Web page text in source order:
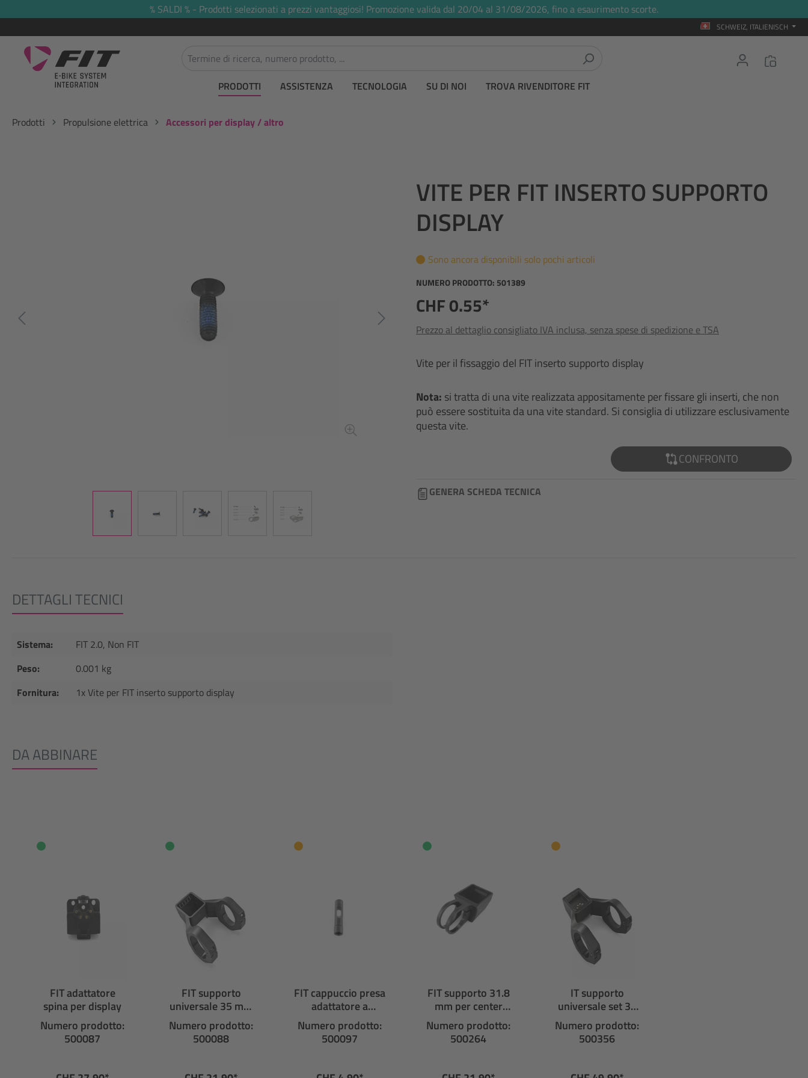
Passa alla navigazione principale% SALDI % - Prodotti selezionati a prezzi vantaggiosi! Promozione valida dal 20/04 al 31/08/2026, fino a esaurimento scorte.
SCHWEIZ, ITALIENISCH
PRODOTTI ASSISTENZA TECNOLOGIA SU DI NOI TROVA RIVENDITORE FIT
Prodotti Propulsione elettrica Accessori per display / altro
VITE PER FIT INSERTO SUPPORTO
DISPLAY
Sono ancora disponibili solo pochi articoli
NUMERO PRODOTTO: 501389
CHF 0.55*
Prezzo al dettaglio consigliato IVA inclusa, senza spese di spedizione e TSA
Vite per il fissaggio del FIT inserto supporto display
Nota: si tratta di una vite realizzata appositamente per fissare gli inserti, che non
può essere sostituita da una vite standard. Si consiglia di utilizzare esclusivamente
questa vite.
CONFRONTO
GENERA SCHEDA TECNICA
DETTAGLI TECNICI
Sistema:
FIT 2.0, Non FIT
Peso:
0.001 kg
Fornitura:
1x Vite per FIT inserto supporto display
DA ABBINARE
FIT adattatore
spina per display
Numero prodotto:
500087
FIT supporto
universale 35 mm
per display
Numero prodotto:
500088
FIT cappuccio presa
adattatore a
innesto display
Numero prodotto:
500097
FIT supporto 31.8
mm per center
Numero prodotto:
500264
IT supporto
universale set 35
mm per display
Numero prodotto:
500356